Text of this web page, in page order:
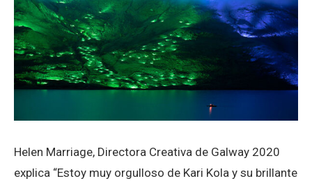
Helen Marriage, Directora Creativa de Galway 2020
explica “Estoy muy orgulloso de Kari Kola y su brillante